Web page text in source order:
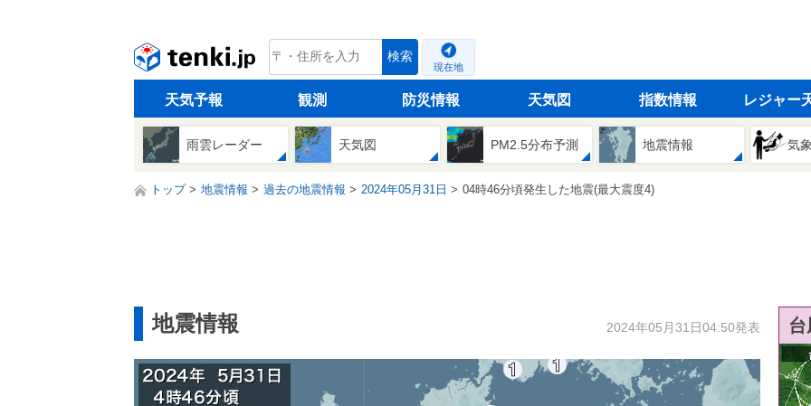
tenki.jp 検索
現在地
天気予報 観測 防災情報 天気図 指数情報 レジャー
雨雲レーダー 天気図 PM2.5分布予測 地震情報 気
トップ 地震情報 過去の地震情報 2024年05月31日 04時46分頃発生した地震(最大震度4)
地震情報 2024年05月31日04:50発表